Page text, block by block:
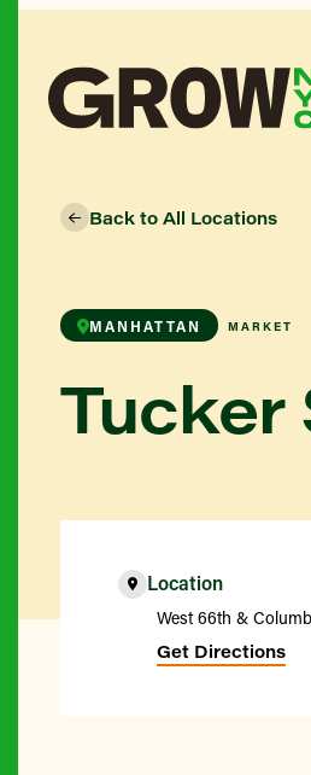
Back to All Locations
MANHATTAN MARKET
Tucker
Location
West 66th &
Get Directions